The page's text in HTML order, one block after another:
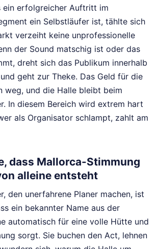
ein erfolgreicher Auftritt im
ein Selbstläufer ist, tählte sich
verzeiht keine unprofessionelle
der Sound matschig ist oder das
dreht sich das Publikum innerhalb
geht zur Theke. Das Geld für die
weg, und die Halle bleibt beim
In diesem Bereich wird extrem hart
als Organisator schlampt, zahlt am
dass Mallorca-Stimmung
alleine entsteht
den unerfahrene Planer machen, ist
ein bekannter Name aus der
automatisch für eine volle Hütte und
sorgt. Sie buchen den Act, lehnen